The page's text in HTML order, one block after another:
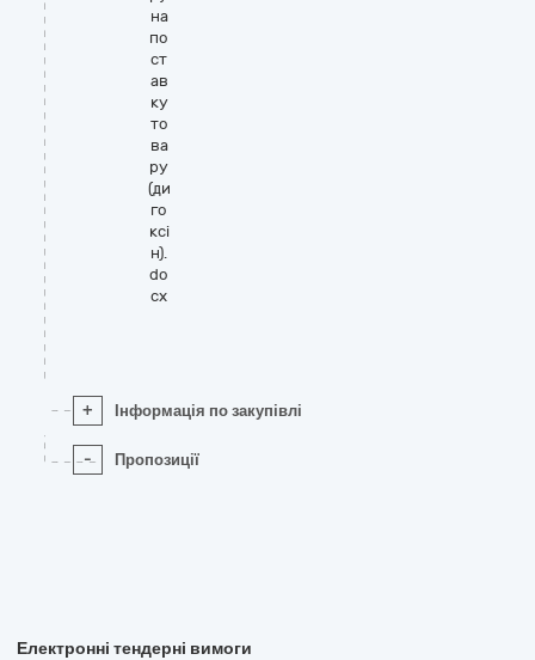
на
по
ст
ав
ку
то
ва
ру
(ди
го
ксі
н).
do
cx
+ Інформація по закупівлі
- Пропозиції
Електронні тендерні вимоги